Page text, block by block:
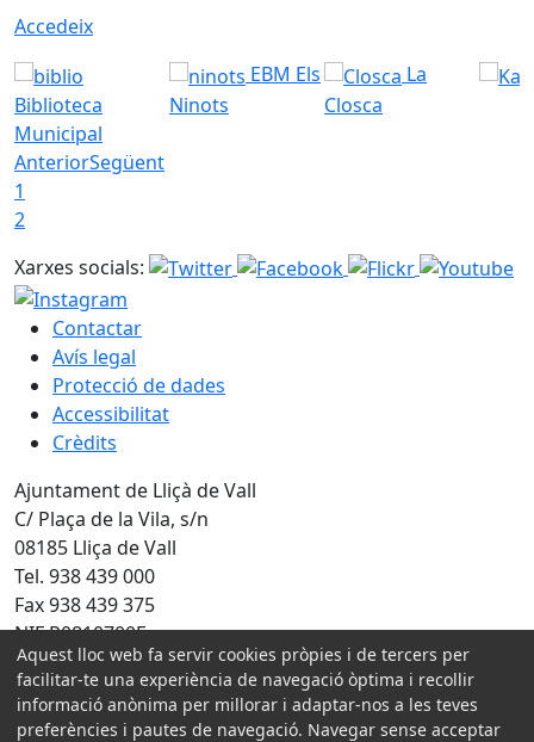
Accedeix
Biblioteca
Municipal
EBM Els
Ninots
La
Closca
AnteriorSegüent
1
2
Xarxes socials:
Contactar
Avís legal
Protecció de dades
Accessibilitat
Crèdits
Ajuntament de Lliçà de Vall
C/ Plaça de la Vila, s/n
08185 Lliça de Vall
Tel. 938 439 000
Fax 938 439 375
NIF P0810700E
Amb la col·laboració de:
Aquest lloc web fa servir cookies pròpies i de tercers per
facilitar-te una experiència de navegació òptima i recollir
informació anònima per millorar i adaptar-nos a les teves
preferències i pautes de navegació. Navegar sense acceptar